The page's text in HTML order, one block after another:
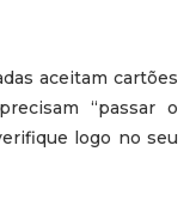
aceitam cartões
“passar o
logo no seu